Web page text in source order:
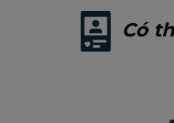
Xuất xứ
Bảo hành
Có